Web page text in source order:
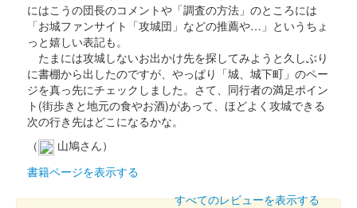
2023年12月16、17日に開催されたお城EXPO2023の熊本城のブ
ースにて販売された御城印。
熊本城 御城印 お城EXPO2023版
販売終了
2023年12月16、17日に開催されたお城EXPO2023の熊本城のブ
ースにて販売された御城印。
にはこうの団長のコメントや「調査の方法」のところには
「お城ファンサイト「攻城団」などの推薦や…」というちょ
っと嬉しい表記も。
たまには攻城しないお出かけ先を探してみようと久しぶり
に書棚から出したのですが、やっぱり「城、城下町」のペー
ジを真っ先にチェックしました。さて、同行者の満足ポイン
ト(街歩きと地元の食やお酒)があって、ほどよく攻城できる
次の行き先はどこになるかな。
（
山鳩さん）
書籍ページを表示する
すべてのレビューを表示する